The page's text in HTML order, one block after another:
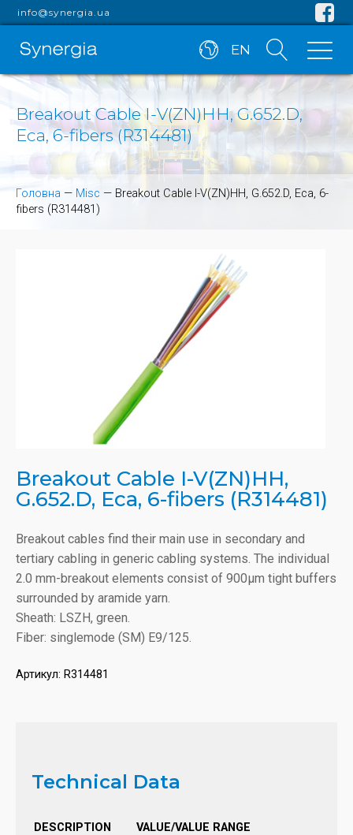
info@synergia.ua
EN
Breakout Cable I-V(ZN)HH, G.652.D,
Eca, 6-fibers (R314481)
Головна — Misc — Breakout Cable I-V(ZN)HH, G.652.D, Eca, 6-
fibers (R314481)
Breakout Cable I-V(ZN)HH,
G.652.D, Eca, 6-fibers (R314481)
Breakout cables find their main use in secondary and
tertiary cabling in generic cabling systems. The individual
2.0 mm-breakout elements consist of 900µm tight buffers
surrounded by aramide yarn.
Sheath: LSZH, green.
Fiber: singlemode (SM) E9/125.
Артикул: R314481
Technical Data
DESCRIPTION VALUE/VALUE RANGE